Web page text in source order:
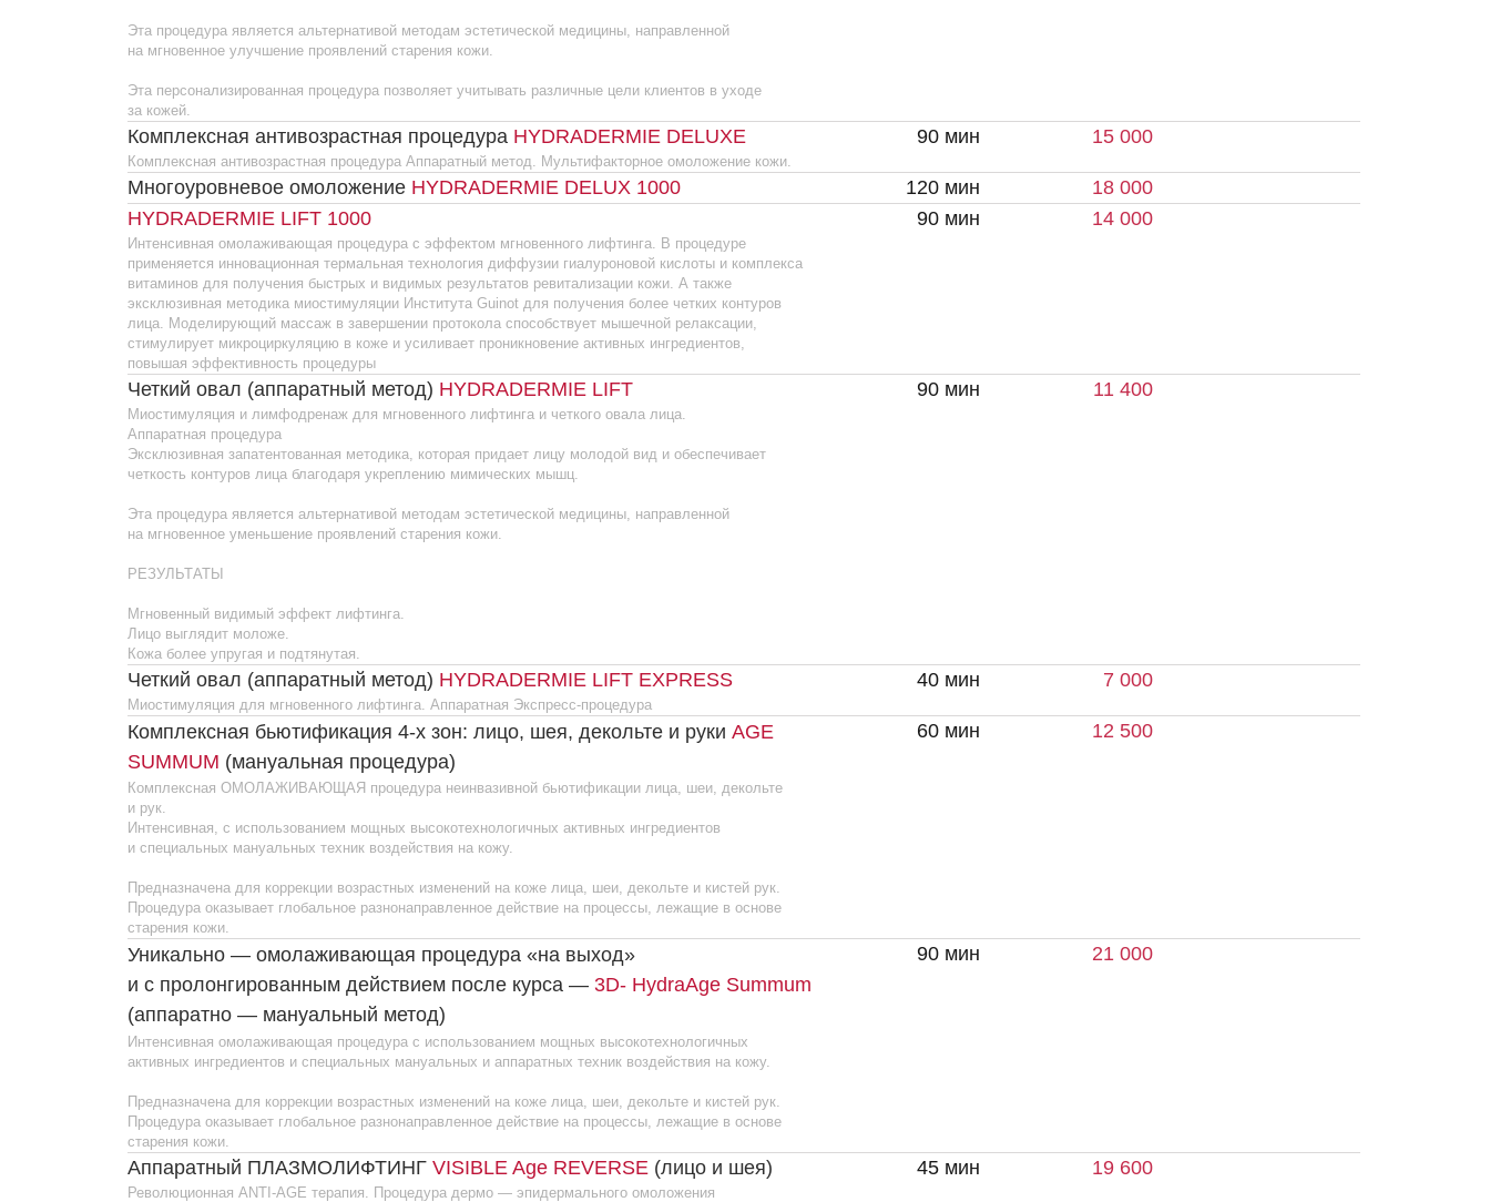
повышая эффективность процедуры
Четкий овал (аппаратный метод)HYDRADERMIE LIFT
Аппаратная процедура
Эксклюзивная запатентованная методика, которая придает лицу молодой вид и обеспечивает
четкость контуров лица благодаря укреплению мимических мышц.
Эта процедура является альтернативой методам эстетической медицины, направленной
на мгновенное уменьшение проявлений старения кожи.
РЕЗУЛЬТАТЫ
Мгновенный видимый эффект лифтинга.
Лицо выглядит моложе.
Кожа более упругая и подтянутая.
Четкий овал (аппаратный метод)HYDRADERMIE LIFT EXPRESS
Миостимуляция для мгновенного лифтинга. Аппаратная Экспресс-процедура
Комплексная бьютификация 4-х зон: лицо, шея, декольте и руки
AGE
SUMMUM (мануальная процедура)
Комплексная ОМОЛАЖИВАЮЩАЯ процедура неинвазивной бьютификации лица, шеи, декольте
и рук.
Интенсивная, с использованием мощных высокотехнологичных активных ингредиентов
и специальных мануальных техник воздействия на кожу.
Процедура оказывает глобальное разнонаправленное действие на процессы, лежащие в основе
старения кожи.
и с пролонгированным действием после курса —
(аппаратно — мануальный метод)
Интенсивная омолаживающая процедура с использованием мощных высокотехнологичных
активных ингредиентов и специальных мануальных и аппаратных техник воздействия на кожу.
Предназначена для коррекции возрастных изменений на коже лица, шеи, декольте и кистей рук.
Процедура оказывает глобальное разнонаправленное действие на процессы, лежащие в основе
Аппаратный ПЛАЗМОЛИФТИНГ VISIBLE Age REVERSE(лицо и шея)
Революционная ANTI-AGE терапия. Процедура дермо — эпидермального омоложения
и безинъекционного плазмолифтинга. Запатентованная Аппаратная методика.
Комбинация трех технологий омоложения Full Face
Активный ингредиент LIFE INfLOW и вибрационный физиотерапевтический аппарат- VISIBLE Age
REVERSE активизирует микроциркуляцию.
Процедура для мгновенных результатов устранения признаков старения во всех зонах лица и шеи.
Guinot рекомендуют 1 посещение в месяц после интенсивного курса.
Интенсивная укрепляющаяLIFT SUMMUM (мануальный метод)
Мощный лифтинг -эффект. Укрепляет и подтягивает кожу, восстанавливает четкий овал лица,
разглаживает морщины. Мануальная интенсивная укрепляющая процедура для кожи лица, шеи
и декольте. Способствует реструктуризации и стимуляции коллагена, обеспечивает эффект
лифтинга и сияния кожи.
Рекомендованный курс — одна процедура в неделю в течении 3−4 недель.
РЕЗУЛЬТАТЫ
— Кожа лица, шеи и декольте становится более гладкой, упругой и эластичной
— Овал становится более четким и лицо выглядит моложе
3D-ЛИФТИНГ3D HYDRALIFT SAMMUM Стимуляция
коллагеногенеза, лифтинг (аппаратно-мануальный метод)
ИНТЕЛЛЕКТУАЛЬНЫЙ ЛИФТИНГ И КЛЕТОЧНОЕ ВОССТАНОВЛЕНИЕ аппаратно -мануальная
процедура.